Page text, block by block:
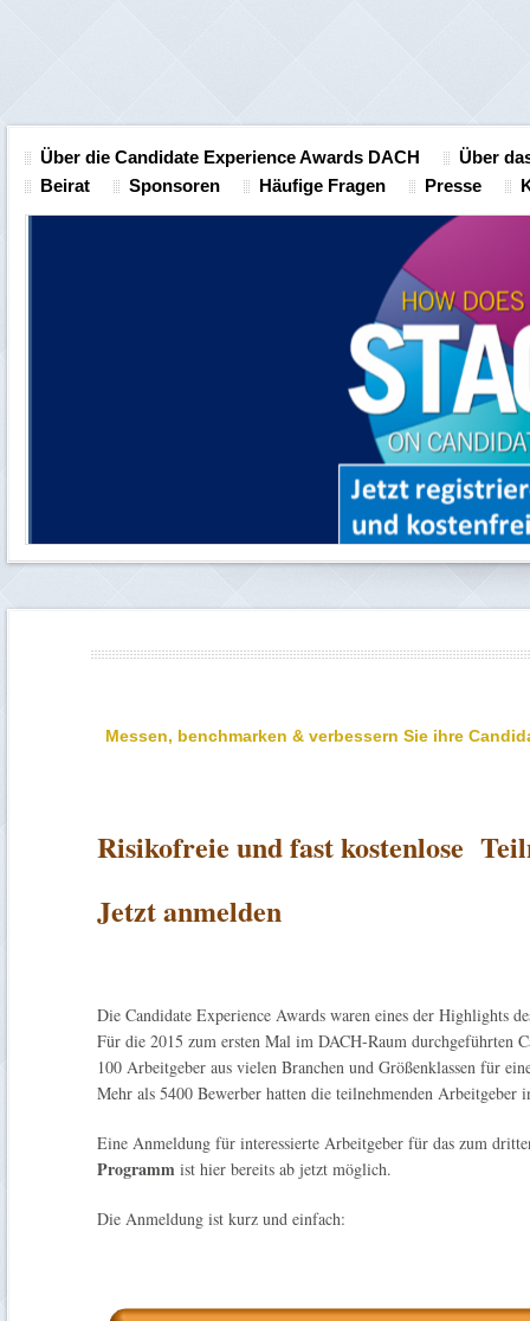
Über die Candidate Experience Awards DACH
Über
Beirat
Sponsoren Häufige Fragen Presse
Messen, benchmarken & verbessern Sie ihre
Risikofreie und fast kostenlose
Jetzt anmelden
Die Candidate Experience Awards waren eines der Highlights
Für die 2015 zum ersten Mal im DACH-Raum durchgeführten
100 Arbeitgeber aus vielen Branchen und Größenklassen für
Mehr als 5400 Bewerber hatten die teilnehmenden Arbeitgeber
Eine Anmeldung für interessierte Arbeitgeber für das zum
Programmist hier bereits ab jetzt möglich.
Die Anmeldung ist kurz und einfach: